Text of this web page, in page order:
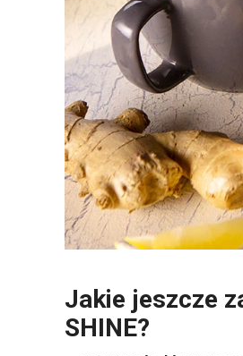
Jakie jeszcze
SHINE?